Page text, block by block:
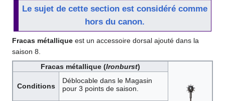
Le sujet de cette section est considéré comme
hors du canon.
Fracas métallique est un accessoire dorsal ajouté dans la
saison 8.
Fracas métallique (Ironburst)
Conditions
Déblocable dans le Magasin
pour 3 points de saison.